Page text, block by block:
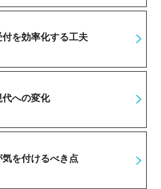
を効率化する工夫
への変化
を付けるべき点